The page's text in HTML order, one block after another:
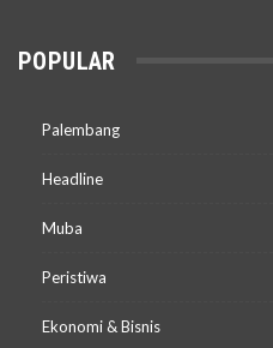
POPULAR
Palembang
Headline
Muba
Peristiwa
Ekonomi & Bisnis